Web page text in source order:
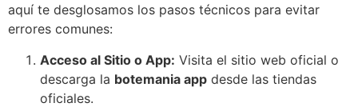
aquí te desglosamos los pasos técnicos para evitar
errores comunes:
Acceso al Sitio o App: Visita el sitio web oficial o
descarga la botemania app desde las tiendas
oficiales.